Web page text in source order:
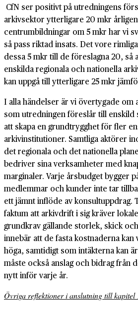
CfN ser positivt på utredningens
arkivsektor ytterligare 20 mkr
centrumbildningar om 5 mkr har vi
så pass riktad insats. Det vore
dessa 5 mkr till de föreslagna 20, så
enskilda regionala och nationella
kan uppgå till ytterligare 25 mkr
I alla händelser är vi övertygade om
som utredningen föreslår till enskild
att skapa en grundtrygghet för fler
arkivinstitutioner. Samtliga aktörer
det regionala och det nationella
bedriver sina verksamheter med
marginaler. Varje årsbudget bygger
medlemmar och kunder inte tar
ett jämnt inflöde av konsultuppdrag.
faktum att arkivdrift i sig kräver
grundkrav gällande storlek, skick
innebär att de fasta kostnaderna kan
höga, samtidigt som intäkterna kan
måste också anslag och bidrag från
nytt inför varje år.
Övriga reflektioner i anslutning till kapitel